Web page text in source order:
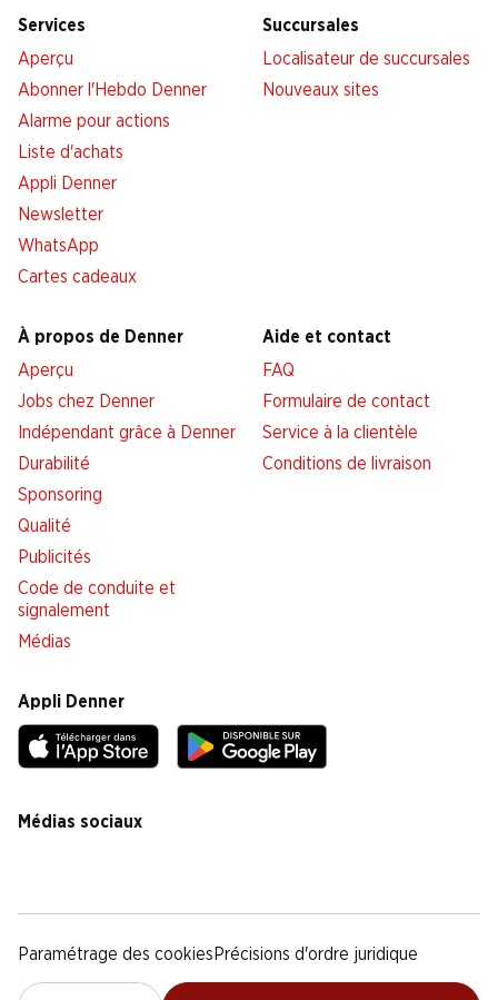
Services
Aperçu
Abonner l'Hebdo Denner
Alarme pour actions
Liste d'achats
Appli Denner
Newsletter
WhatsApp
Cartes cadeaux
Succursales
Localisateur de succursales
Nouveaux sites
À propos de Denner
Aperçu
Jobs chez Denner
Indépendant grâce à Denner
Durabilité
Sponsoring
Qualité
Publicités
Code de conduite et
signalement
Médias
Aide et contact
FAQ
Formulaire de contact
Service à la clientèle
Conditions de livraison
Appli Denner
Médias sociaux
Paramétrage des cookies Précisions d'ordre juridique
Déclaration de protection des donnéesNotice légaleCG